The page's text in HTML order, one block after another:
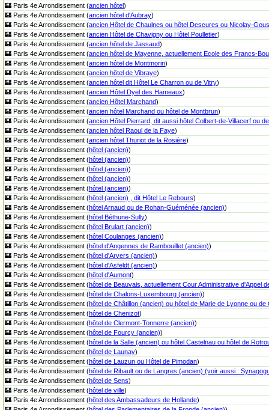
🏰 Paris 4e Arrondissement (ancien hôtel)
🏰 Paris 4e Arrondissement (ancien hôtel d'Aubray)
🏰 Paris 4e Arrondissement (ancien Hôtel de Chaulnes ou hôtel Descures ou Nicolay-
🏰 Paris 4e Arrondissement (ancien Hôtel de Chavigny ou Hôtel Poulletier)
🏰 Paris 4e Arrondissement (ancien hôtel de Jassaud)
🏰 Paris 4e Arrondissement (ancien hôtel de Mayenne, actuellement Ecole des Francs-
🏰 Paris 4e Arrondissement (ancien hôtel de Montmorin)
🏰 Paris 4e Arrondissement (ancien hôtel de Vibraye)
🏰 Paris 4e Arrondissement (ancien hôtel dit Hôtel Le Charron ou de Vitry)
🏰 Paris 4e Arrondissement (ancien Hôtel Dyel des Hameaux)
🏰 Paris 4e Arrondissement (ancien Hôtel Marchand)
🏰 Paris 4e Arrondissement (ancien hôtel Marchand ou hôtel de Montbrun)
🏰 Paris 4e Arrondissement (ancien Hôtel Pierrard, dit aussi hôtel Colbert-de-Villacerf ou
🏰 Paris 4e Arrondissement (ancien hôtel Raoul de la Faye)
🏰 Paris 4e Arrondissement (ancien hôtel Thuriot de la Rosière)
🏰 Paris 4e Arrondissement (hôtel (ancien))
🏰 Paris 4e Arrondissement (hôtel (ancien))
🏰 Paris 4e Arrondissement (hôtel (ancien))
🏰 Paris 4e Arrondissement (hôtel (ancien))
🏰 Paris 4e Arrondissement (hôtel (ancien))
🏰 Paris 4e Arrondissement (hôtel (ancien) , dit Hôtel Le Rebours)
🏰 Paris 4e Arrondissement (hôtel Arnaud ou de Rohan-Guéménée (ancien))
🏰 Paris 4e Arrondissement (hôtel Béthune-Sully)
🏰 Paris 4e Arrondissement (hôtel Brulart (ancien))
🏰 Paris 4e Arrondissement (hôtel Coulanges (ancien))
🏰 Paris 4e Arrondissement (hôtel d'Angennes de Rambouillet (ancien))
🏰 Paris 4e Arrondissement (hôtel d'Arvers (ancien))
🏰 Paris 4e Arrondissement (hôtel d'Asfeldt (ancien))
🏰 Paris 4e Arrondissement (hôtel d'Aumont)
🏰 Paris 4e Arrondissement (hôtel de Beauvais, actuellement Cour Administrative d'Appel
🏰 Paris 4e Arrondissement (hôtel de Chalons-Luxembourg (ancien))
🏰 Paris 4e Arrondissement (hôtel de Châtillon (ancien) ou hôtel de Marie de Lyonne ou de
🏰 Paris 4e Arrondissement (hôtel de Chenizot)
🏰 Paris 4e Arrondissement (hôtel de Clermont-Tonnerre (ancien))
🏰 Paris 4e Arrondissement (hôtel de Fourcy (ancien))
🏰 Paris 4e Arrondissement (hôtel de la Salle (ancien) ou hôtel Castelnau ou hôtel de
🏰 Paris 4e Arrondissement (hôtel de Launay)
🏰 Paris 4e Arrondissement (hôtel de Lauzun ou Hôtel de Pimodan)
🏰 Paris 4e Arrondissement (hôtel de Ribault ou de Langres (ancien) (voir aussi :
🏰 Paris 4e Arrondissement (hôtel de Sens)
🏰 Paris 4e Arrondissement (hôtel de ville)
🏰 Paris 4e Arrondissement (hôtel des Ambassadeurs de Hollande)